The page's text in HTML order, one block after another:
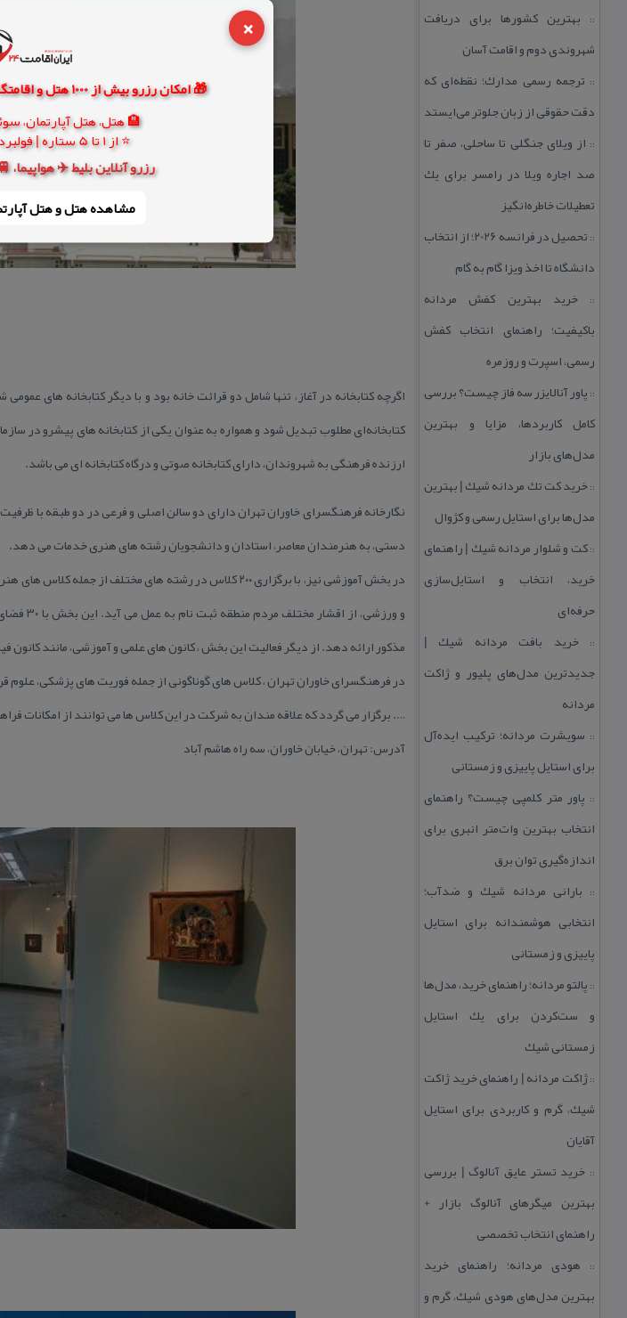
×
🎁 امکان رزرو بیش از 1000 هتل و اقامتگاه مشهد با 80% تخفیف واقعی
🏨 هتل، هتل آپارتمان،
⭐ از 1 تا 5 ستاره | فولبرد | نزدیک حرم
رزرو آنلاین بلیط ✈️
مشاهده هتل و هتل‌
:: بهترین كشورها برای دریافت
شهروندی دوم و اقامت آسان
:: ترجمه رسمی مدارك؛ نقطه‌ای كه
دقت حقوقی از زبان جلوتر می‌ایستد
:: از ویلای جنگلی تا ساحلی، صفر تا
صد اجاره ویلا در رامسر برای یك
تعطیلات خاطره‌انگیز
::
تحصیل در فرانسه 2026؛ از انتخاب
دانشگاه تا اخذ ویزا گام به گام
::خرید بهترین كفش مردانه
باكیفیت؛ راهنمای انتخاب كفش
رسمی، اسپرت و روزمره
:: پاور آنالایزر سه فاز چیست؟ بررسی
كامل كاربردها، مزایا و بهترین
مدل‌های بازار
::خرید كت تك مردانه شیك | بهترین
مدل‌ها برای استایل رسمی و كژوال
::كت و شلوار مردانه شیك | راهنمای
خرید، انتخاب و استایل‌سازی
حرفه‌ای
::خرید بافت مردانه شیك |
جدیدترین مدل‌های پلیور و ژاكت
مردانه
:: سویشرت مردانه؛ تركیب ایده‌آل
برای استایل پاییزی و زمستانی
:: پاور متر كلمپی چیست؟ راهنمای
انتخاب بهترین وات‌متر انبری برای
اندازه‌گیری توان برق
:: بارانی مردانه شیك و ضدآب؛
انتخابی هوشمندانه برای استایل
پاییزی و زمستانی
:: پالتو مردانه؛ راهنمای خرید، مدل‌ها
و ست‌كردن برای یك استایل
زمستانی شیك
::ژاكت مردانه | راهنمای خرید ژاكت
شیك، گرم و كاربردی برای استایل
آقایان
:: خرید تستر عایق آنالوگ | بررسی
بهترین میگرهای آنالوگ بازار +
راهنمای انتخاب تخصصی
:: هودی مردانه؛ راهنمای خرید
بهترین مدل‌های هودی شیك، گرم و
اگرچه كتابخانه در آغاز، تنها شامل دو قرائت خانه بود و با دیگر كتابخانه های
كتابخانه‌ای مطلوب تبدیل شود و همواره به عنوان یكی از كتابخانه های پیشرو در
ارزنده فرهنگی به شهروندان، دارای كتابخانه صوتی و درگاه كتابخانه ای می باشد.
دستی، به هنرمندان معاصر، استادان و دانشجویان رشته های هنری خدمات می دهد.
در بخش آموزشی‌ نیز، با برگزاری ۲۰۰ كلاس در رشته های مختلف
مذكور ارائه دهد. از دیگر فعالیت این بخش ، كانون های علمی‌ و آموزشی‌، مانند كانون
در فرهنگسرای خاوران تهران ، كلاس های گوناگونی از جمله فوریت های پزشكی،
…. برگزار می گردد كه علاقه مندان به شركت در این كلاس ها می توانند از امكانات
آدرس: تهران، خیابان خاوران، سه راه هاشم آباد